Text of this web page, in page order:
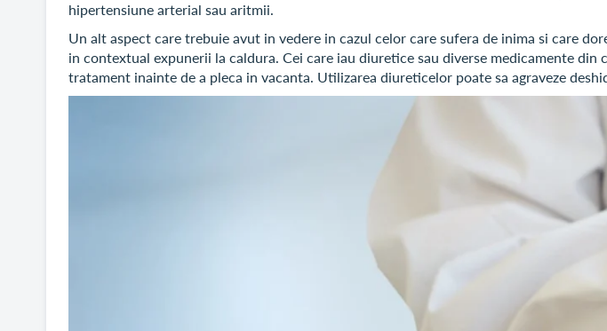
hipertensiune arterial sau aritmii.
Un alt aspect care trebuie avut in vedere in cazul celor care sufera de inima si care
in contextual expunerii la caldura. Cei care iau diuretice sau diverse medicamente
tratament inainte de a pleca in vacanta. Utilizarea diureticelor poate sa agraveze